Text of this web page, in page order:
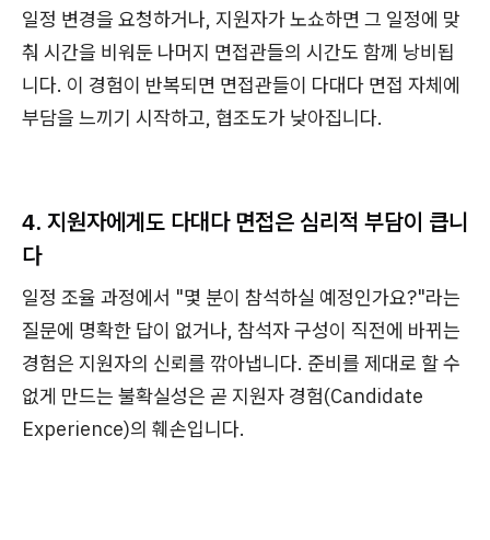
일정 변경을 요청하거나, 지원자가 노쇼하면 그 일정에 맞
춰 시간을 비워둔 나머지 면접관들의 시간도 함께 낭비됩
니다. 이 경험이 반복되면 면접관들이 다대다 면접 자체에
부담을 느끼기 시작하고, 협조도가 낮아집니다.
4. 지원자에게도 다대다 면접은 심리적 부담이 큽니
다
일정 조율 과정에서 "몇 분이 참석하실 예정인가요?"라는
질문에 명확한 답이 없거나, 참석자 구성이 직전에 바뀌는
경험은 지원자의 신뢰를 깎아냅니다. 준비를 제대로 할 수
없게 만드는 불확실성은 곧 지원자 경험(Candidate
Experience)의 훼손입니다.